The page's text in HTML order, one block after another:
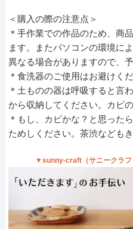
＜購入の際の注意点＞
＊手作業での作品のため、商
ます。またパソコンの環境に
異なる場合がありますので、
＊食洗器のご使用はお避けくだ
＊土ものの器は呼吸すると言
から収納してください。カビ
＊もし、カビかな？と思った
ためしください。茶渋なども
▼sunny-craft（サニークラ